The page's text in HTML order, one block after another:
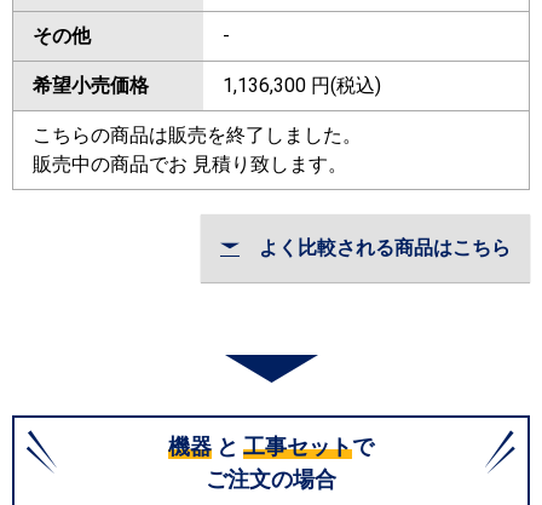
その他 -
希望小売価格 1,136,300 円(税込)
こちらの商品は販売を終了しました。
販売中の商品でお 見積り致します。
よく比較される商品はこちら
機器 と 工事セットで
ご注文の場合